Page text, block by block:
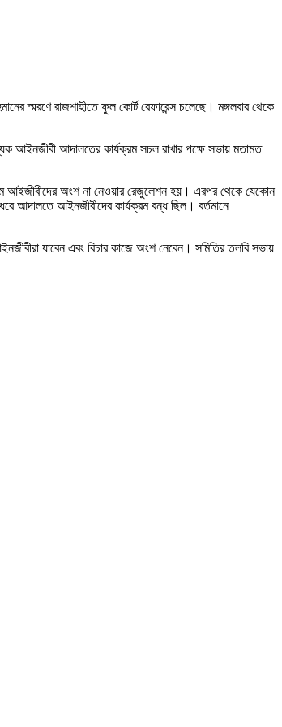
স্মরণে রাজশাহীতে ফুল কোর্ট রেফারেন্স চলেছে। মঙ্গলবার থেকে
আইনজীবী আদালতের কার্যক্রম সচল রাখার পক্ষে সভায় মতামত
আইজীবীদের অংশ না নেওয়ার রেজুলেশন হয়। এরপর থেকে যেকোন
আদালতে আইনজীবীদের কার্যক্রম বন্ধ ছিল। বর্তমানে
যাবেন এবং বিচার কাজে অংশ নেবেন। সমিতির তলবি সভায়